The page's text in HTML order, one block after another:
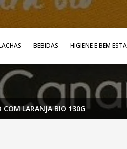
BEBIDAS HIGIENE E BEM
COM LARANJA BIO 130G